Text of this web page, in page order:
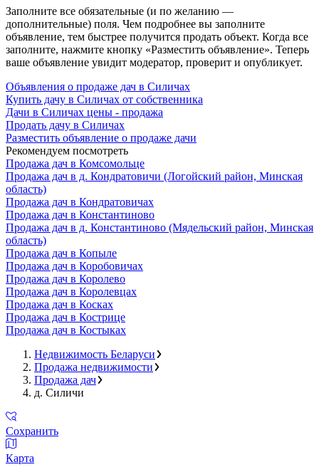
Заполните все обязательные (и по желанию —
дополнительные) поля. Чем подробнее вы заполните
объявление, тем быстрее получится продать объект. Когда все
заполните, нажмите кнопку «Разместить объявление». Теперь
ваше объявление увидит модератор, проверит и опубликует.
Объявления о продаже дач в Силичах
Купить дачу в Силичах от собственника
Дачи в Силичах цены - продажа
Продать дачу в Силичах
Разместить объявление о продаже дачи
Рекомендуем посмотреть
Продажа дач в Комсомольце
Продажа дач в д. Кондратовичи (Логойский район, Минская
область)
Продажа дач в Кондратовичах
Продажа дач в Константиново
Продажа дач в д. Константиново (Мядельский район, Минская
область)
Продажа дач в Копыле
Продажа дач в Коробовичах
Продажа дач в Королево
Продажа дач в Королевцах
Продажа дач в Косках
Продажа дач в Кострице
Продажа дач в Костыках
Недвижимость Беларуси
Продажа недвижимости
Продажа дач
д. Силичи
Сохранить
Карта